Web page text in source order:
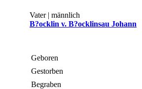
Vater | männlich
B?ocklin v. B?ocklinsau Johann
Geboren
Gestorben
Begraben